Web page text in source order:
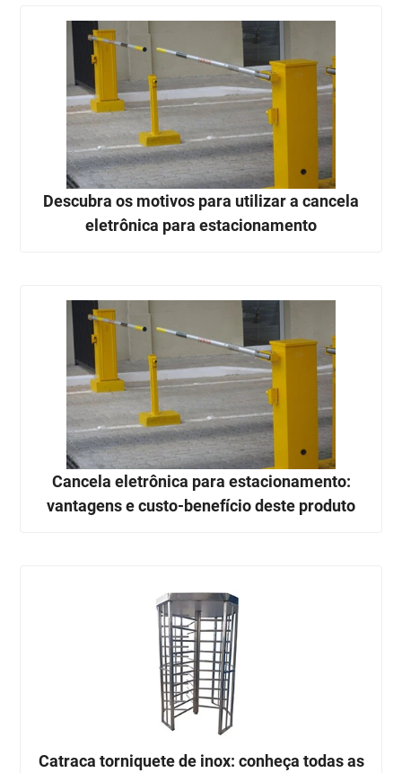
Descubra os motivos para utilizar a cancela
eletrônica para estacionamento
Cancela eletrônica para estacionamento:
vantagens e custo-benefício deste produto
Catraca torniquete de inox: conheça todas as